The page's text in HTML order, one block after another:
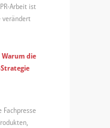
Arbeit ist
verändert
die